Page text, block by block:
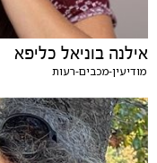
אילנה בוניאל כליפא
מודיעין-מכבים-רעות